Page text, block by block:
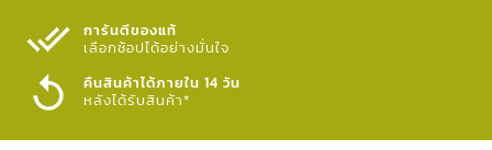
การันตีของแท้
เลือกช้อปได้อย่างมั่นใจ​
คืนสินค้าได้ภายใน 14 วัน
หลังได้รับสินค้า*